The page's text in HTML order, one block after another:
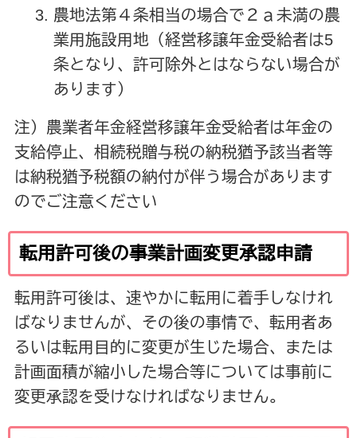
農地法第４条相当の場合で２ａ未満の農
業用施設用地（経営移譲年金受給者は5
条となり、許可除外とはならない場合が
あります）
注）農業者年金経営移譲年金受給者は年金の
支給停止、相続税贈与税の納税猶予該当者等
は納税猶予税額の納付が伴う場合があります
のでご注意ください
転用許可後の事業計画変更承認申請
転用許可後は、速やかに転用に着手しなけれ
ばなりませんが、その後の事情で、転用者あ
るいは転用目的に変更が生じた場合、または
計画面積が縮小した場合等については事前に
変更承認を受けなければなりません。